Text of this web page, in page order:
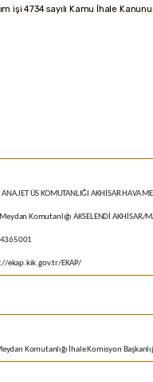
işi 4734 sayılı Kamu İhale
ANA JET ÜS KOMUTANLIĞI AKHİSAR HAVA
Komutanlığı AKSELENDİ AKHİSAR/
ekap.kik.gov.tr/EKAP/
Komutanlığı İhale Komisyon